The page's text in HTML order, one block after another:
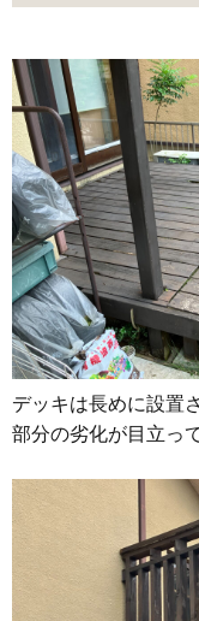
デッキは長めに設置
部分の劣化が目立っ